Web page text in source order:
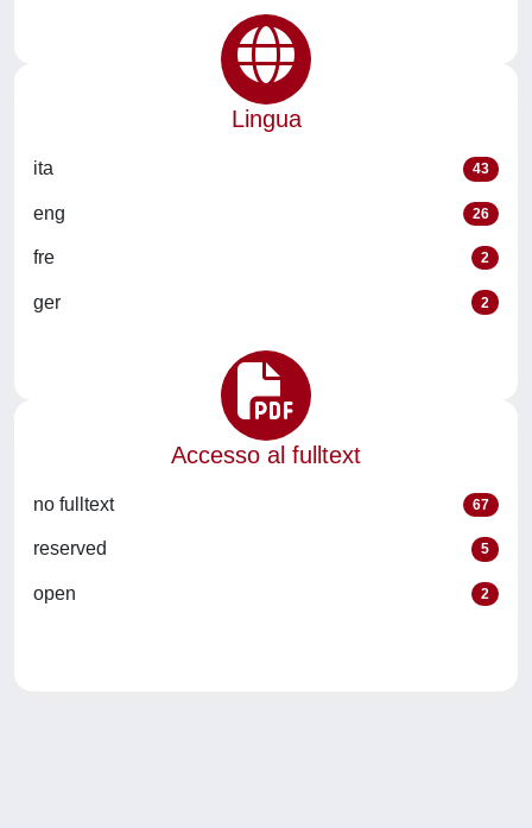
Lingua
ita 43
eng 26
fre 2
ger 2
Accesso al fulltext
no fulltext 67
reserved 5
open 2